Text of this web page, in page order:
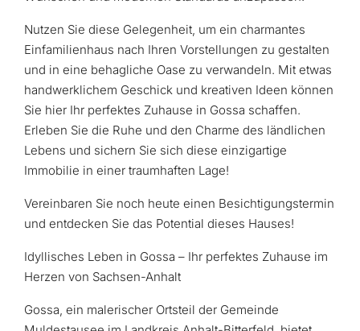
Nutzen Sie diese Gelegenheit, um ein charmantes
Einfamilienhaus nach Ihren Vorstellungen zu gestalten
und in eine behagliche Oase zu verwandeln. Mit etwas
handwerklichem Geschick und kreativen Ideen können
Sie hier Ihr perfektes Zuhause in Gossa schaffen.
Erleben Sie die Ruhe und den Charme des ländlichen
Lebens und sichern Sie sich diese einzigartige
Immobilie in einer traumhaften Lage!
Vereinbaren Sie noch heute einen Besichtigungstermin
und entdecken Sie das Potential dieses Hauses!
Idyllisches Leben in Gossa – Ihr perfektes Zuhause im
Herzen von Sachsen-Anhalt
Gossa, ein malerischer Ortsteil der Gemeinde